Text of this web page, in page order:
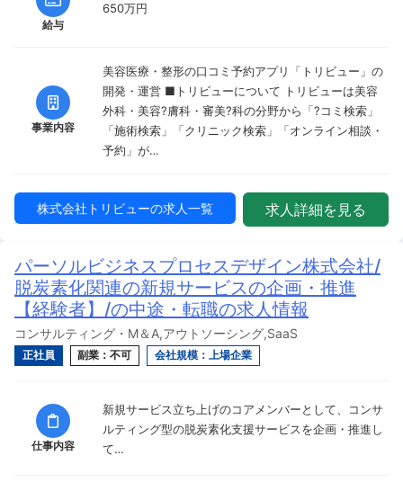
給与
650万円
事業内容
美容医療・整形の口コミ予約アプリ「トリビュー」の
開発・運営 ■トリビューについて トリビューは美容
外科・美容?膚科・審美?科の分野から「?コミ検索」
「施術検索」「クリニック検索」「オンライン相談・
予約」が…
株式会社トリビューの求人一覧 求人詳細を見る
パーソルビジネスプロセスデザイン株式会社/
脱炭素化関連の新規サービスの企画・推進
【経験者】/の中途・転職の求人情報
コンサルティング・M＆A,アウトソーシング,SaaS
正社員 副業：不可 会社規模：上場企業
仕事内容
新規サービス立ち上げのコアメンバーとして、コンサ
ルティング型の脱炭素化支援サービスを企画・推進し
て…